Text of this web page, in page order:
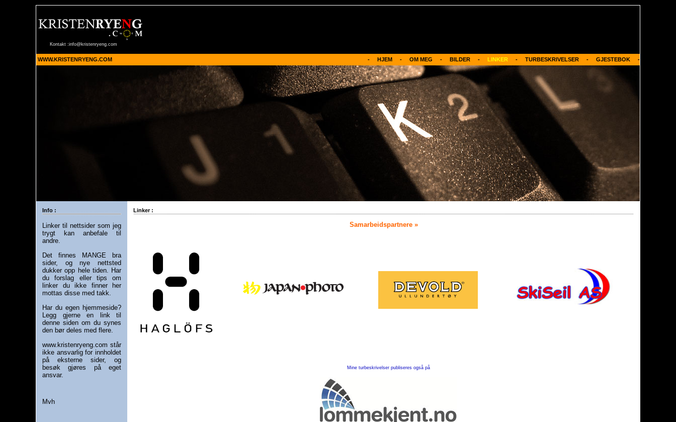
Kontakt :info@kristenryeng.com
WWW.KRISTENRYENG.COM -     HJEM - OM MEG     - BILDER     - LINKER
     -
TURBESKRIVELSER
     -
GJESTEBOK
     -
Info :
Linker til nettsider som jeg
trygt kan anbefale til
andre.
Det finnes MANGE bra
sider, og nye nettsted
dukker opp hele tiden. Har
du forslag eller tips om
linker du ikke finner her
mottas disse med takk.
Har du egen hjemmeside?
Legg gjerne en link til
denne siden om du synes
den bør deles med flere.
www.kristenryeng.com står
ikke ansvarlig for innholdet
på eksterne sider, og
besøk gjøres på eget
ansvar.
Mvh
Linker :
Samarbeidspartnere »
Mine turbeskrivelser publiseres også på